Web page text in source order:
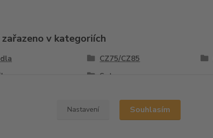
v kategoriích
CZ75/CZ85
Sety
Nastavení Souhlasím